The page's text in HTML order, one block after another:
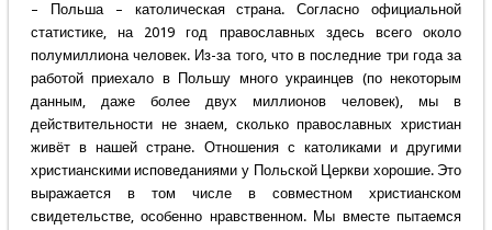
– Польша – католическая страна. Согласно официальной
статистике, на 2019 год православных здесь всего около
полумиллиона человек. Из-за того, что в последние три года за
работой приехало в Польшу много украинцев (по некоторым
данным, даже более двух миллионов человек), мы в
действительности не знаем, сколько православных христиан
живёт в нашей стране. Отношения с католиками и другими
христианскими исповеданиями у Польской Церкви хорошие. Это
выражается в том числе в совместном христианском
свидетельстве, особенно нравственном. Мы вместе пытаемся